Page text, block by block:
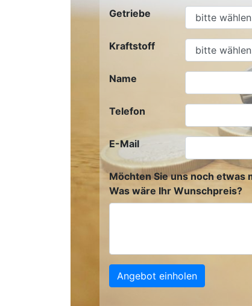
Getriebe
Kraftstoff
Name
Telefon
E-Mail
Möchten Sie uns noch etwas
Was wäre Ihr Wunschpreis?
Angebot einholen